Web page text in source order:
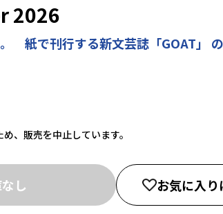
2026
紙で刊行する新文芸誌「GOAT」
、販売を中止しています。
し お気に入り